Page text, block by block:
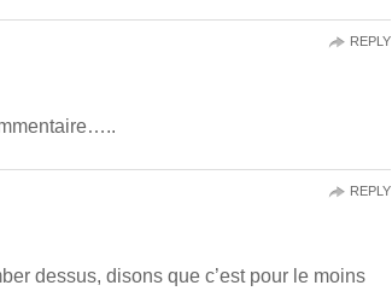
REPLY
dessus, disons que c’est pour le moins
REPLY